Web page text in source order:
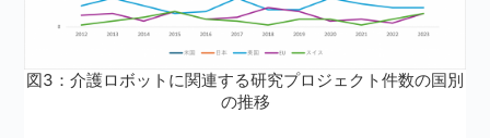
図3：介護ロボットに関連する研究プロジェクト件数の国別
の推移